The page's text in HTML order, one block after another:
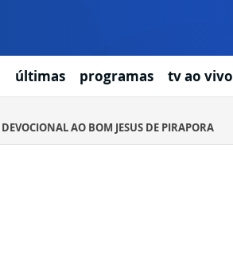
últimas programas tv ao vivo
DEVOCIONAL AO BOM JESUS DE PIRAPORA